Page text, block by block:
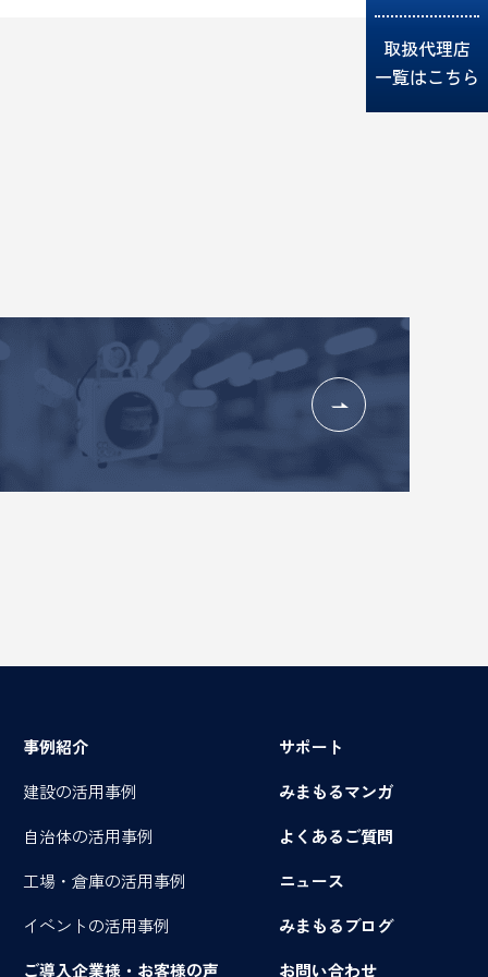
取扱代理店
一覧はこちら
事例紹介
建設の活用事例
自治体の活用事例
工場・倉庫の活用事例
イベントの活用事例
ご導入企業様・お客様の声
サポート
みまもるマンガ
よくあるご質問
ニュース
みまもるブログ
お問い合わせ